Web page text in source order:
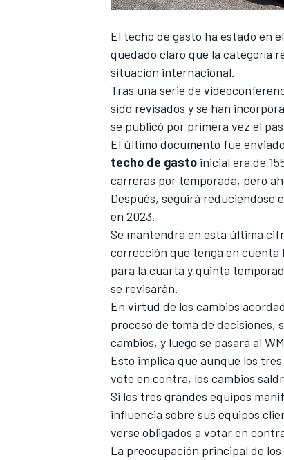
El techo de gasto ha estado en
quedado claro que la categoría
situación internacional.
Tras una serie de
sido revisados y se han
se publicó por primera vez el
El último documento fue
techo de gasto inicial era de
carreras por temporada, pero
Después, seguirá reduciéndose
en 2023.
Se mantendrá en esta última
corrección que tenga en cuenta
para la cuarta y quinta
se revisarán.
En virtud de los cambios
proceso de toma de decisiones,
cambios, y luego se pasará al
Esto implica que aunque los
vote en contra, los cambios
Si los tres grandes equipos
influencia sobre sus equipos
verse obligados a votar en
La preocupación principal de